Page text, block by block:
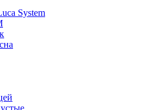
System